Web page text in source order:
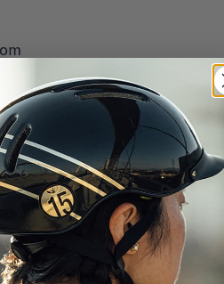
Polonia, Chequia,